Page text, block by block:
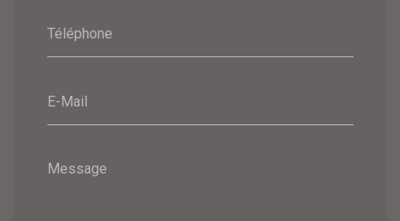
Téléphone
E-Mail
Message